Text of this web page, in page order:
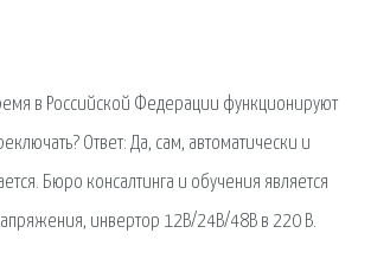
в Российской Федерации функционируют
Ответ: Да, сам, автоматически и
Бюро консалтинга и обучения является
инвертор 12В/24В/48В в 220 В.